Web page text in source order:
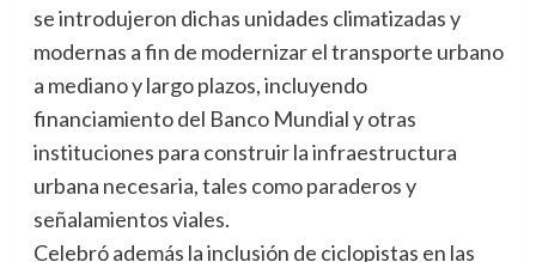
se introdujeron dichas unidades climatizadas y
modernas a fin de modernizar el transporte urbano
a mediano y largo plazos, incluyendo
financiamiento del Banco Mundial y otras
instituciones para construir la infraestructura
urbana necesaria, tales como paraderos y
señalamientos viales.
Celebró además la inclusión de ciclopistas en las